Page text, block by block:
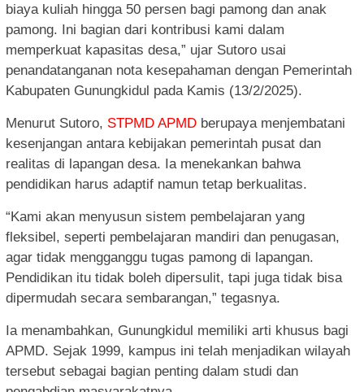
biaya kuliah hingga 50 persen bagi pamong dan anak
pamong. Ini bagian dari kontribusi kami dalam
memperkuat kapasitas desa,” ujar Sutoro usai
penandatanganan nota kesepahaman dengan Pemerintah
Kabupaten Gunungkidul pada Kamis (13/2/2025).
Menurut Sutoro, STPMD APMD berupaya menjembatani
kesenjangan antara kebijakan pemerintah pusat dan
realitas di lapangan desa. Ia menekankan bahwa
pendidikan harus adaptif namun tetap berkualitas.
“Kami akan menyusun sistem pembelajaran yang
fleksibel, seperti pembelajaran mandiri dan penugasan,
agar tidak mengganggu tugas pamong di lapangan.
Pendidikan itu tidak boleh dipersulit, tapi juga tidak bisa
dipermudah secara sembarangan,” tegasnya.
Ia menambahkan, Gunungkidul memiliki arti khusus bagi
APMD. Sejak 1999, kampus ini telah menjadikan wilayah
tersebut sebagai bagian penting dalam studi dan